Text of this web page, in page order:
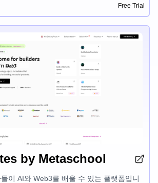
용구, 국가 탐색기, 색상 선택기, 책 추천, 포
플래너, HN 향상, GitHub 저장소 탐색기, 이
계되어 있습니다.
Free Trial
by Metaschool
이 AI와 Web3를 배울 수 있는 플랫폼입니